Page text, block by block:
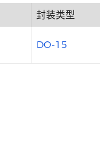
封装类型
DO-15